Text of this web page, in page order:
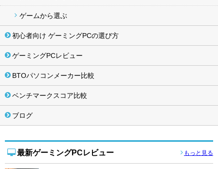
ゲームから選ぶ
初心者向け ゲーミングPCの選び方
ゲーミングPCレビュー
BTOパソコンメーカー比較
ベンチマークスコア比較
ブログ
最新ゲーミングPCレビュー もっと見る